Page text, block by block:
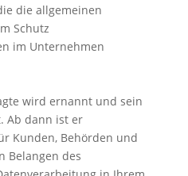
die allgemeinen
Schutz
im Unternehmen
wird ernannt und sein
Ab dann ist er
Kunden, Behörden und
Belangen des